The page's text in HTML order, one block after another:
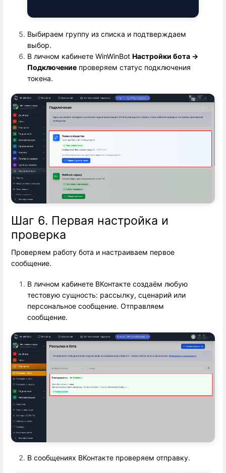
Выбираем группу из списка и подтверждаем
выбор.
В личном кабинете WinWinBot Настройки бота →
Подключение проверяем статус подключения
токена.
Шаг 6. Первая настройка и
проверка
Проверяем работу бота и настраиваем первое
сообщение.
В личном кабинете ВКонтакте создаём любую
тестовую сущность: рассылку, сценарий или
персональное сообщение. Отправляем
сообщение.
В сообщениях ВКонтакте проверяем отправку.